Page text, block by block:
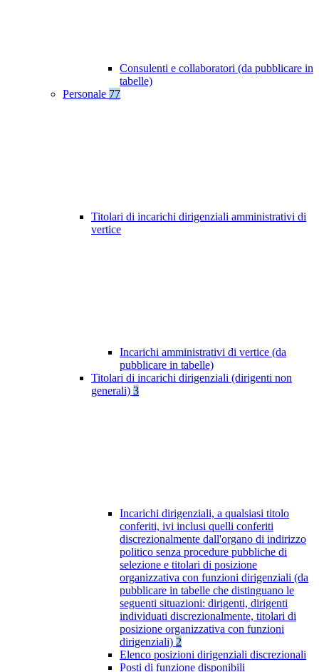
Consulenti e collaboratori (da pubblicare in
tabelle)
Personale 77
Titolari di incarichi dirigenziali amministrativi di
vertice
Incarichi amministrativi di vertice (da
pubblicare in tabelle)
Titolari di incarichi dirigenziali (dirigenti non
generali) 3
Incarichi dirigenziali, a qualsiasi titolo
conferiti, ivi inclusi quelli conferiti
discrezionalmente dall'organo di indirizzo
politico senza procedure pubbliche di
selezione e titolari di posizione
organizzativa con funzioni dirigenziali (da
pubblicare in tabelle che distinguano le
seguenti situazioni: dirigenti, dirigenti
individuati discrezionalmente, titolari di
posizione organizzativa con funzioni
dirigenziali) 2
Elenco posizioni dirigenziali discrezionali
Posti di funzione disponibili